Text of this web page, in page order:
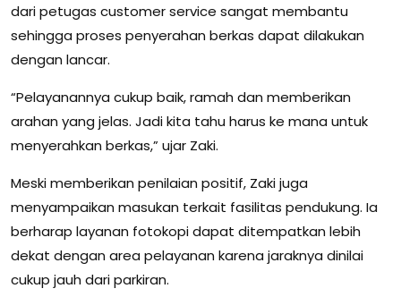
dari petugas customer service sangat membantu
sehingga proses penyerahan berkas dapat dilakukan
dengan lancar.
“Pelayanannya cukup baik, ramah dan memberikan
arahan yang jelas. Jadi kita tahu harus ke mana untuk
menyerahkan berkas,” ujar Zaki.
Meski memberikan penilaian positif, Zaki juga
menyampaikan masukan terkait fasilitas pendukung. Ia
berharap layanan fotokopi dapat ditempatkan lebih
dekat dengan area pelayanan karena jaraknya dinilai
cukup jauh dari parkiran.